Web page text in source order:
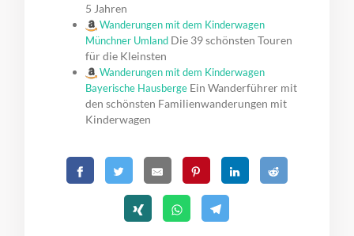
5 Jahren
Wanderungen mit dem Kinderwagen
Münchner Umland Die 39 schönsten Touren
für die Kleinsten
Wanderungen mit dem Kinderwagen
Bayerische Hausberge Ein Wanderführer mit
den schönsten Familienwanderungen mit
Kinderwagen